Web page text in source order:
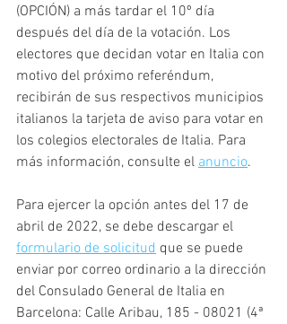
(OPCIÓN) a más tardar el 10º día
después del día de la votación. Los
electores que decidan votar en Italia con
motivo del próximo referéndum,
recibirán de sus respectivos municipios
italianos la tarjeta de aviso para votar en
los colegios electorales de Italia. Para
más información, consulte el anuncio.
Para ejercer la opción antes del 17 de
abril de 2022, se debe descargar el
formulario de solicitud que se puede
enviar por correo ordinario a la dirección
del Consulado General de Italia en
Barcelona: Calle Aribau, 185 - 08021 (4ª